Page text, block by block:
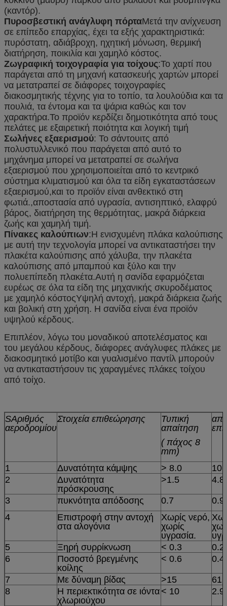
(καντόρ).
Πυροσβεστική ανάγλυφη πόρταΜετά την ανίχνευση
σε επίπεδο επαρχίας, έχει τα εξής χαρακτηριστικά:
πυρόστατη, αδιάβροχη, ηχητική μόνωση, θερμική
διατήρηση, ποικιλία και χαμηλό κόστος.
Ζωγραφική τοιχογραφία για τοίχους:Το χαρτί που
παράγεται από τη μηχανή κατασκευής χαρτών μπορεί
να μετατραπεί σε διάφορες τοιχογραφίες
διακοσμητικής τέχνης για το τοπίο, τα λουλούδια και τα
πουλιά, τα έντομα και τα ψάρια καθώς και τον
χαρακτήρα.Το προϊόν κερδίζει δημοτικότητα από τους
πελάτες με εξαιρετική ποιότητα και λογική τιμή
Σωλήνες εξαερισμού: Το σάντουιτς από
πολυστυλλενικό που παράγεται από αυτό το
μηχάνημα μπορεί να μετατραπεί σε σωλήνα
εξαερισμού που χρησιμοποιείται από το κεντρικό
σύστημα κλιματισμού και όλα τα είδη εγκαταστάσεων
εξαερισμού,και το προϊόν είναι ανθεκτικό στη
φωτιά.,αποστασία από υγρασία, αντισηπτικό, ελαφρύ
βάρος, διατήρηση της θερμότητας, μακρά διάρκεια
ζωής και χαμηλή τιμή.
Πίνακες καλούπιων:Η ενισχυμένη πλάκα καλούπισης
με αυτή την τεχνολογία μπορεί να αντικαταστήσει την
πλακέτα καλούπισης από χάλυβα, την πλακέτα
καλούπισης από μπαμπού και ξύλο και την
πολυεπίπεδη πλακέτα.Αυτή η σανίδα εφαρμόζεται
ευρέως σε όλα τα είδη της μηχανικής σκυροδέματος
με χαμηλό κόστοςΥψηλή αντοχή, μακρά διάρκεια ζωής
και βολική στη χρήση. Η σανίδα είναι ένα προϊόν
υψηλού κέρδους.
Επιπλέον, λόγω του μοναδικού αποτελέσματος και
του μεγάλου κέρδους, διάφορες ανάγλυφες πλάκες με
διακοσμητικό μοτίβο και γυαλισμένο παντίλ μπορούν
να αντικαταστήσουν τις χαραγμένες πλάκες τοίχου
από τοίχο.
SΑριθμός
αεροδρομίου
Στοιχεία επιθεώρησης
Τυπική
απαίτηση
( πάχος 8
mm)
1 Δυνατότητα κάμψης > 8.0
2
Δυνατότητα
πρόσκρουσης
>1.5
3 πυκνότητα απόδοσης 0.7
4
Επιστροφή στην αντοχή
στα αλογόνια
Χωρίς νερό,
χωρίς
υγρασία.
5
Ξηρή συρρίκνωση < 0.3
6
Ποσοστό βρεγμένης
κοίλης
< 0.6
7 Με δύναμη βίδας >15
61
8
Η περιεκτικότητα σε ιόντα
χλωριούχου
< 10